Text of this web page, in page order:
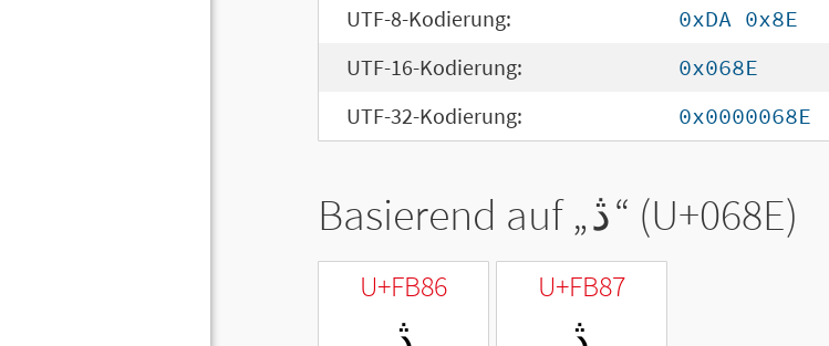
UTF-8-Kodierung:
0xDA 0x8E
UTF-16-Kodierung:
0x068E
UTF-32-Kodierung:
0x0000068E
Basierend auf „ڎ“ (U+068E)
U+FB86 U+FB87